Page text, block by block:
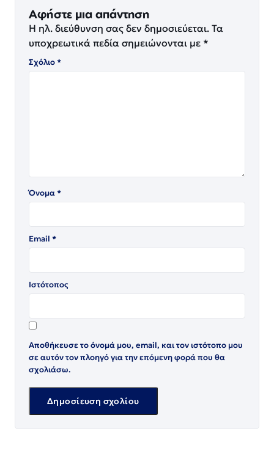
Αφήστε μια απάντηση
Η ηλ. διεύθυνση σας δεν δημοσιεύεται. Τα
υποχρεωτικά πεδία σημειώνονται με *
Σχόλιο*
Όνομα*
Email *
Ιστότοπος
Αποθήκευσε το όνομά μου, email, και τον ιστότοπο μου
σε αυτόν τον πλοηγό για την επόμενη φορά που θα
σχολιάσω.